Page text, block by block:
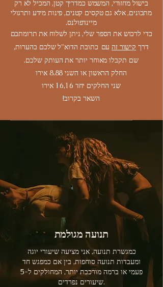
בישול מחזורי, המשמש כמדריך קטן, המכיל לא רק
מתכונים, אלא גם טקסים קטנים, פינות מידע ותרגולי
מיינדפולנס.
כדי לרכוש את הספר שלי, ניתן לשלוח את תרומתכם
דרך קישור זהעם כתובת הדוא"ל שלכם בהערות,
שם תקבלו מאוחר יותר את העותק שלכם.
החלק הראשון או השני 8.88 אירו
שני החלקים יחד 16,16 אירו
השאר בקרוב!
תנועה מגולמת
כמגשרת תנועה, אני מציעה שיעורי יוגה
ומעבדות תנועה סוחפות, בין אם כמפגש חד
פעמי או ברמה מורכבת יותר, המחולקים ל-5
שיעורים נפרדים.